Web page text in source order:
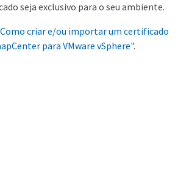
seja exclusivo para o seu ambiente.
criar e/ou importar um certificado
para VMware vSphere".